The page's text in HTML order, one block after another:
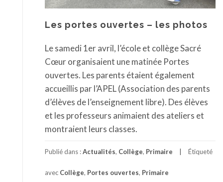
Les portes ouvertes – les photos
Le samedi 1er avril, l’école et collège Sacré
Cœur organisaient une matinée Portes
ouvertes. Les parents étaient également
accueillis par l’APEL (Association des parents
d’élèves de l’enseignement libre). Des élèves
et les professeurs animaient des ateliers et
montraient leurs classes.
Publié dans :Actualités, Collège, Primaire Étiqueté
avec Collège, Portes ouvertes, Primaire